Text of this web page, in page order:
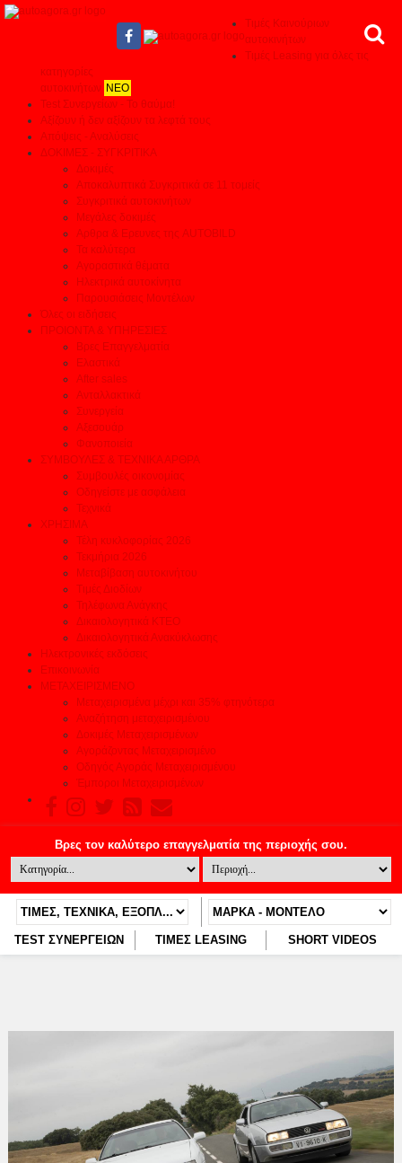
Τιμές Καινούριων
αυτοκινήτων
Τιμές Leasing για όλες τις
κατηγορίες
αυτοκινήτων ΝΕΟ
Test Συνεργείων - Το θαύμα!
Αξίζουν ή δεν αξίζουν τα λεφτά τους
Απόψεις - Αναλύσεις
ΔΟΚΙΜΕΣ - ΣΥΓΚΡΙΤΙΚΑ
Δοκιμές
Αποκαλυπτικά Συγκριτικά σε 11 τομείς
Συγκριτικά αυτοκινήτων
Μεγάλες δοκιμές
Αρθρα & Ερευνες της AUTOBILD
Τα καλύτερα
Αγοραστικά θέματα
Ηλεκτρικά αυτοκίνητα
Παρουσιάσεις Μοντέλων
Όλες οι ειδήσεις
ΠΡΟΙΟΝΤΑ & ΥΠΗΡΕΣΙΕΣ
Βρες Επαγγελματία
Ελαστικά
After sales
Ανταλλακτικά
Συνεργεία
Αξεσουάρ
Φανοποιεία
ΣΥΜΒΟΥΛΕΣ & ΤΕΧΝΙΚΑ ΑΡΘΡΑ
Συμβουλές οικονομίας
Οδηγείστε με ασφάλεια
Τεχνικά
ΧΡΗΣΙΜΑ
Τέλη κυκλοφορίας 2026
Τεκμήρια 2026
Μεταβίβαση αυτοκινήτου
Τιμές Διοδίων
Τηλέφωνα Ανάγκης
Δικαιολογητικά ΚΤΕΟ
Δικαιολογητικά Ανακύκλωσης
Ηλεκτρονικές εκδόσεις
Επικοινωνία
ΜΕΤΑΧΕΙΡΙΣΜΕΝΟ
Μεταχειρισμένα μέχρι και 35% φτηνότερα
Αναζήτηση μεταχειρισμένου
Δοκιμές Μεταχειρισμένων
Αγοράζοντας Μεταχειρισμένο
Οδηγός Αγοράς Μεταχειρισμένου
Έμποροι Μεταχειρισμένων
TEST ΣΥΝΕΡΓΕΙΩΝ ΤΙΜΕΣ LEASING SHORT VIDEOS